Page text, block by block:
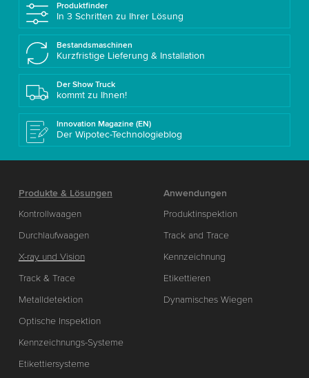
Produktfinder
In 3 Schritten zu Ihrer Lösung
Bestandsmaschinen
Kurzfristige Lieferung & Installation
Der Show Truck
kommt zu Ihnen!
Innovation Magazine (EN)
Der Wipotec-Technologieblog
Produkte & Lösungen
Kontrollwaagen
Durchlaufwaagen
X-ray und Vision
Track & Trace
Metalldetektion
Optische Inspektion
Kennzeichnungs-Systeme
Etikettiersysteme
Anwendungen
Produktinspektion
Track and Trace
Kennzeichnung
Etikettieren
Dynamisches Wiegen